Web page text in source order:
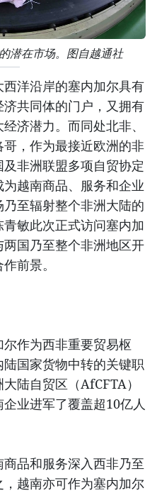
潜在市场。图自越通社
洋沿岸的塞内加尔具有
共同体的门户，又拥有
济潜力。而同处北非、
，作为最接近欧洲的非
非洲联盟多项自贸协定
越南商品、服务和企业
至辐射整个非洲大陆的
敏此次正式访问塞内加
国乃至整个非洲地区开
前景。
作为西非重要贸易枢
国家货物中转的关键职
陆自贸区（AfCFTA）
业进军了覆盖超10亿人
品和服务深入西非乃至
越南亦可作为塞内加尔